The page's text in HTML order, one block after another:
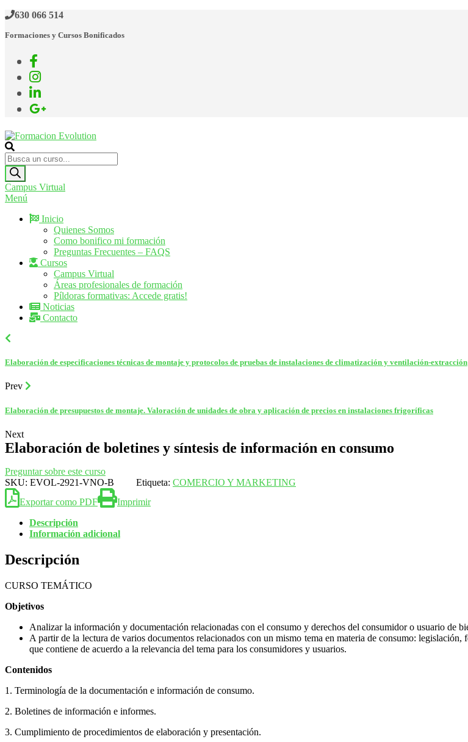
Saltar
contenido
630 066 514
Formaciones y Cursos Bonificados
Formacion Evolution
Cursos de formación continua
Búsqueda
de
productos
Campus Virtual
Menú
Inicio
Quienes Somos
Como bonifico mi formación
Preguntas Frecuentes – FAQS
Cursos
Campus Virtual
Áreas profesionales de formación
Píldoras formativas: Accede gratis!
Noticias
Contacto
Elaboración de especificaciones técnicas de montaje y protocolos de pruebas de instalaciones de climatización y ventilación-extracción
Prev
Elaboración de presupuestos de montaje. Valoración de unidades de obra y aplicación de precios en instalaciones frigoríficas
Next
Elaboración de boletines y síntesis de información en consumo
Preguntar sobre este curso
SKU: EVOL-2921-VNO-B Etiqueta: COMERCIO Y MARKETING
Exportar como PDF
Imprimir
Descripción
Información adicional
Descripción
CURSO TEMÁTICO
Objetivos
Analizar la información y documentación relacionadas con el consumo y derechos del consumidor o usuario de
A partir de la lectura de varios documentos relacionados con un mismo tema en materia de consumo:
que contiene de acuerdo a la relevancia del tema para los consumidores y usuarios.
Contenidos
1. Terminología de la documentación e información de consumo.
2. Boletines de información e informes.
3. Cumplimiento de procedimientos de elaboración y presentación.